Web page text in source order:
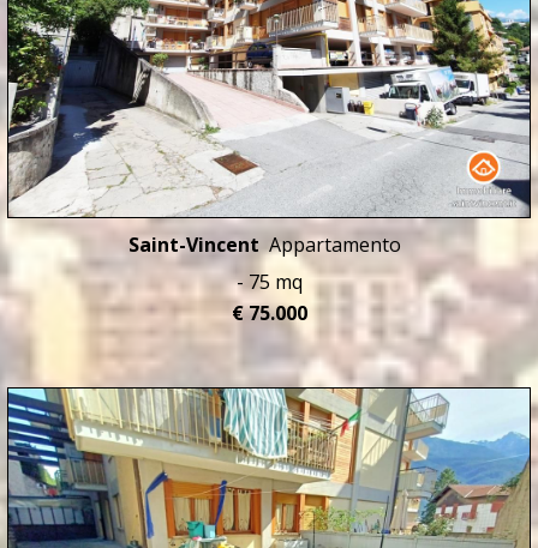
Saint-Vincent Appartamento
- 75 mq
€ 75.000